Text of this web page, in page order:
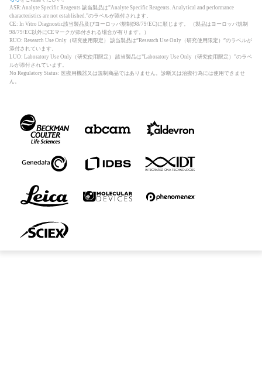
ASR:Analyte Specific Reagents 該当製品は”Analyte Specific Reagents. Analytical and performance
characteristics are not established.”のラベルが添付されます。
CE: In Vitro Diagnostic該当製品及びヨーロッパ規制(98/79/EC)に順じます。 （製品はヨーロッパ規制
98/79/EC以外にCEマークが添付される場合が有ります。）
RUO: Research Use Only（研究使用限定） 該当製品は”Research Use Only（研究使用限定）”のラベルが
添付されています。
LUO: Laboratory Use Only（研究使用限定） 該当製品は”Laboratory Use Only（研究使用限定）”のラベ
ルが添付されています。
No Regulatory Status: 医療用機器又は規制商品ではありません。診断又は治療行為には使用できませ
ん。